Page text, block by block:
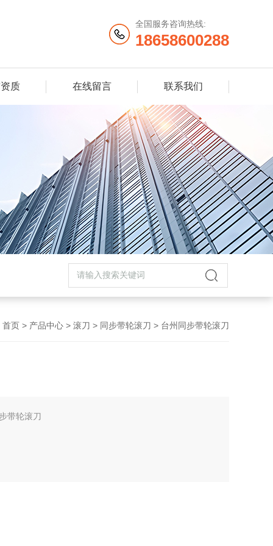
全国服务咨询热线:
18658600288
质 在线留言 联系我们
首页 > 产品中心 > 滚刀 > 同步带轮滚刀 > 台州同步带轮滚刀
带轮滚刀